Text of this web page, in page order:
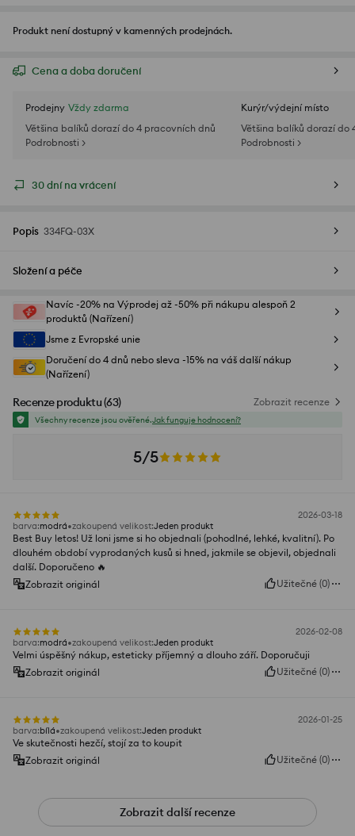
Produkt není dostupný v kamenných prodejnách.
Cena a doba doručení
Prodejny Vždy zdarma
Většina balíků dorazí do 4 pracovních dnů
Podrobnosti >
Kurýr/výdejní místo
Většina balíků dorazí do
Podrobnosti >
30 dní na vrácení
Popis 334FQ-03X
Složení a péče
Navíc -20% na Výprodej až -50% při nákupu alespoň 2
produktů (Nařízení)
Jsme z Evropské unie
Doručení do 4 dnů nebo sleva -15% na váš další nákup
(Nařízení)
Recenze produktu(63) Zobrazit recenze
Všechny recenze jsou ověřené.Jak funguje hodnocení?
5/5
2026-03-18
barva:modrá zakoupená velikost:Jeden produkt
Best Buy letos! Už loni jsme si ho objednali (pohodlné, lehké, kvalitní). Po
dlouhém období vyprodaných kusů si hned, jakmile se objevil, objednali
další. Doporučeno 🔥
Zobrazit originál
Užitečné (0)
2026-02-08
barva:modrá zakoupená velikost:Jeden produkt
Velmi úspěšný nákup, esteticky příjemný a dlouho září. Doporučuji
Zobrazit originál
Užitečné (0)
2026-01-25
barva:bílá zakoupená velikost:Jeden produkt
Ve skutečnosti hezčí, stojí za to koupit
Zobrazit originál
Užitečné (0)
Zobrazit další recenze